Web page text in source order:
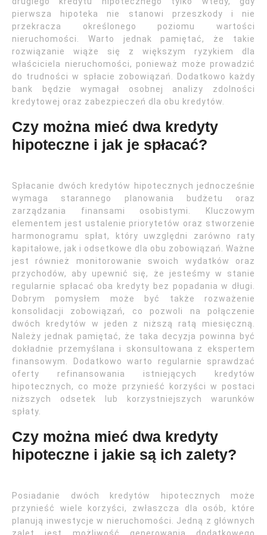
pierwsza hipoteka nie stanowi przeszkody i nie
przekracza określonego poziomu wartości
nieruchomości. Warto jednak pamiętać, że takie
rozwiązanie wiąże się z większym ryzykiem dla
właściciela nieruchomości, ponieważ może prowadzić
do trudności w spłacie zobowiązań. Dodatkowo każdy
bank będzie wymagał osobnej analizy zdolności
kredytowej oraz zabezpieczeń dla obu kredytów.
Czy można mieć dwa kredyty
hipoteczne i jak je spłacać?
Spłacanie dwóch kredytów hipotecznych jednocześnie
wymaga starannego planowania budżetu oraz
zarządzania finansami osobistymi. Kluczowym
elementem jest ustalenie priorytetów oraz stworzenie
harmonogramu spłat, który uwzględni zarówno raty
kapitałowe, jak i odsetkowe dla obu zobowiązań. Ważne
jest również monitorowanie swoich wydatków oraz
przychodów, aby upewnić się, że jesteśmy w stanie
regularnie spłacać oba kredyty bez popadania w długi.
Dobrym pomysłem może być także rozważenie
konsolidacji zobowiązań, co pozwoli na połączenie
dwóch kredytów w jeden z niższą ratą miesięczną.
Należy jednak pamiętać, że taka decyzja powinna być
dokładnie przemyślana i skonsultowana z ekspertem
finansowym. Dodatkowo warto regularnie sprawdzać
oferty refinansowania istniejących kredytów
hipotecznych, co może przynieść korzyści w postaci
niższych odsetek lub korzystniejszych warunków
spłaty.
Czy można mieć dwa kredyty
hipoteczne i jakie są ich zalety?
Posiadanie dwóch kredytów hipotecznych może
przynieść wiele korzyści, zwłaszcza dla osób, które
planują inwestycje w nieruchomości. Jedną z głównych